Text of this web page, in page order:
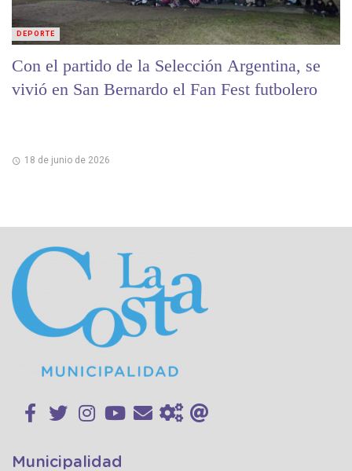
Con el partido de la Selección Argentina, se
vivió en San Bernardo el Fan Fest futbolero
18 de junio de 2026
DEPORTE
Municipalidad